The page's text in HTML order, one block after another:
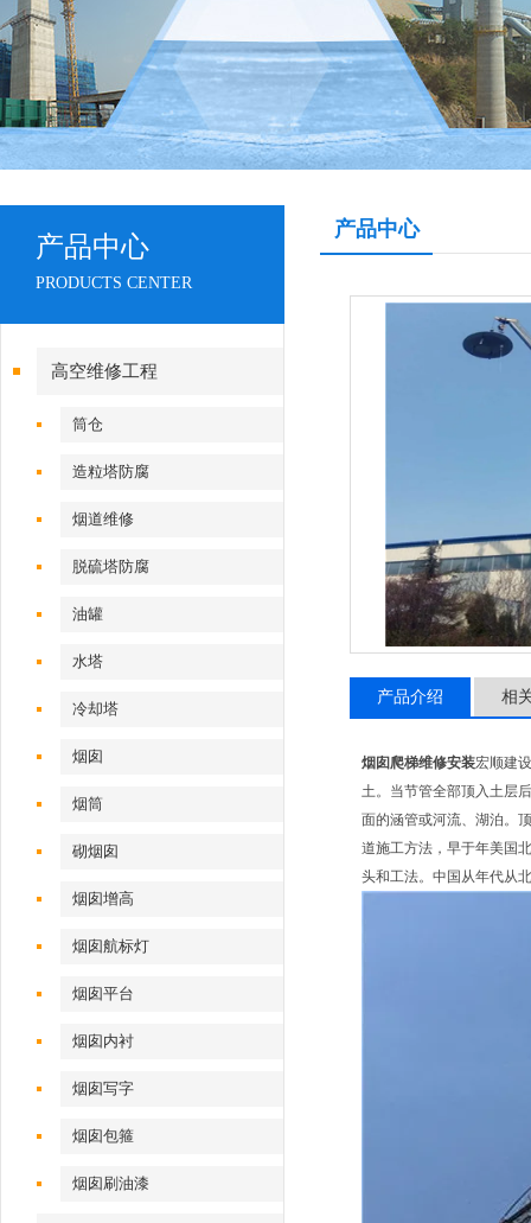
产品中心
PRODUCTS CENTER
高空维修工程
筒仓
造粒塔防腐
烟道维修
脱硫塔防腐
油罐
水塔
冷却塔
烟囱
烟筒
砌烟囱
烟囱增高
烟囱航标灯
烟囱平台
烟囱内衬
烟囱写字
烟囱包箍
烟囱刷油漆
产品中心
产品介绍 相
烟囱爬梯维修安装宏顺建
土。当节管全部顶入土层
面的涵管或河流、湖泊。
道施工方法，早于年美国
头和工法。中国从年代从